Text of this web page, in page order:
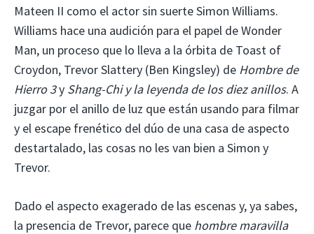
Mateen II como el actor sin suerte Simon Williams.
Williams hace una audición para el papel de Wonder
Man, un proceso que lo lleva a la órbita de Toast of
Croydon, Trevor Slattery (Ben Kingsley) de Hombre de
Hierro 3y Shang-Chi y la leyenda de los diez anillos. A
juzgar por el anillo de luz que están usando para filmar
y el escape frenético del dúo de una casa de aspecto
destartalado, las cosas no les van bien a Simon y
Trevor.
Dado el aspecto exagerado de las escenas y, ya sabes,
la presencia de Trevor, parece que hombre maravilla